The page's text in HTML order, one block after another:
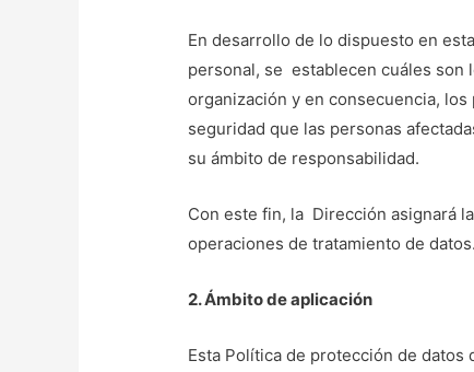
En desarrollo de lo dispuesto en
personal, se establecen cuáles son
organización y en consecuencia,
seguridad que las personas
su ámbito de responsabilidad.
Con este fin, la Dirección asignará
operaciones de tratamiento de datos.
2. Ámbito de aplicación
Esta Política de protección de datos